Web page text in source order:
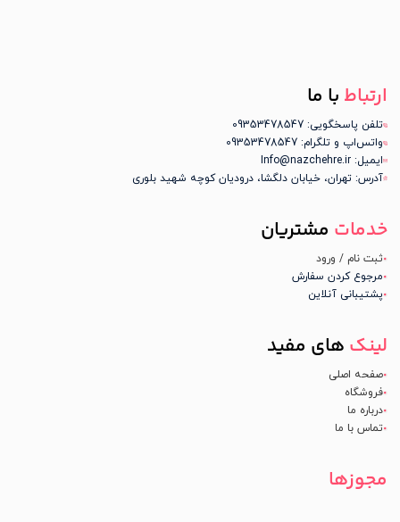
ارتباط با ما
تلفن پاسخگویی: 09353478547
واتس‌اپ و تلگرام: 09353478547
ایمیل: Info@nazchehre.ir
آدرس: تهران، خیابان دلگشا، درودیان کوچه شهید بلوری
خدمات مشتریان
ثبت نام / ورود
مرجوع کردن سفارش
پشتیبانی آنلاین
لینک های مفید
صفحه اصلی
فروشگاه
درباره ما
تماس با ما
مجوزها